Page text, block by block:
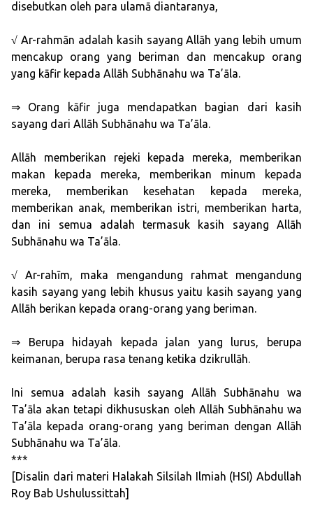
disebutkan oleh para ulamā diantaranya,
√ Ar-rahmān adalah kasih sayang Allāh yang lebih umum
mencakup orang yang beriman dan mencakup orang
yang kāfir kepada Allāh Subhānahu wa Ta’āla.
⇒ Orang kāfir juga mendapatkan bagian dari kasih
sayang dari Allāh Subhānahu wa Ta’āla.
Allāh memberikan rejeki kepada mereka, memberikan
makan kepada mereka, memberikan minum kepada
mereka, memberikan kesehatan kepada mereka,
memberikan anak, memberikan istri, memberikan harta,
dan ini semua adalah termasuk kasih sayang Allāh
Subhānahu wa Ta’āla.
√ Ar-rahīm, maka mengandung rahmat mengandung
kasih sayang yang lebih khusus yaitu kasih sayang yang
Allāh berikan kepada orang-orang yang beriman.
⇒ Berupa hidayah kepada jalan yang lurus, berupa
keimanan, berupa rasa tenang ketika dzikrullāh.
Ini semua adalah kasih sayang Allāh Subhānahu wa
Ta’āla akan tetapi dikhususkan oleh Allāh Subhānahu wa
Ta’āla kepada orang-orang yang beriman dengan Allāh
Subhānahu wa Ta’āla.
***
[Disalin dari materi Halakah Silsilah Ilmiah (HSI) Abdullah
Roy Bab Ushulussittah]